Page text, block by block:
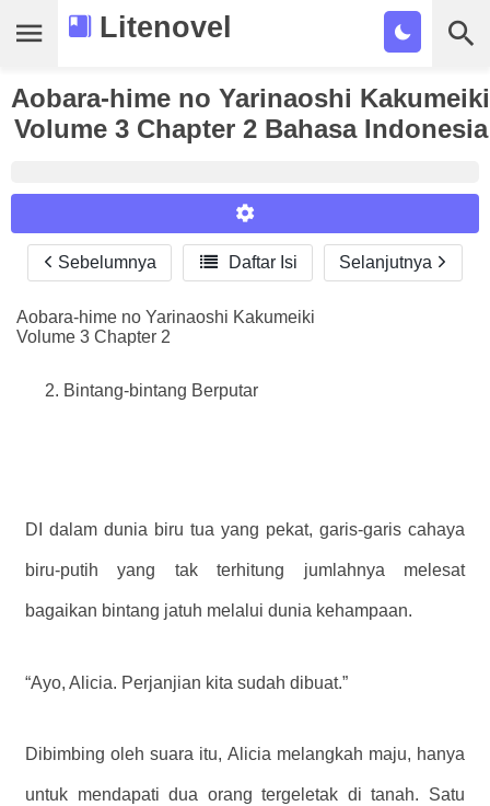
Litenovel
Daftar Novel
Tamat
Tags
Bookmark
Cari
Aobara-hime no Yarinaoshi Kakumeiki
Volume 3 Chapter 2 Bahasa Indonesia
Reader Settings
Font :
Titillium Web
Size :
Sebelumnya  Daftar Isi Selanjutnya
Aobara-hime no Yarinaoshi Kakumeiki
Volume 3 Chapter 2
Bintang-bintang Berputar
DI dalam dunia biru tua yang pekat, garis-garis cahaya
biru-putih yang tak terhitung jumlahnya melesat
bagaikan bintang jatuh melalui dunia kehampaan.
“Ayo, Alicia. Perjanjian kita sudah dibuat.”
Dibimbing oleh suara itu, Alicia melangkah maju, hanya
untuk mendapati dua orang tergeletak di tanah. Satu